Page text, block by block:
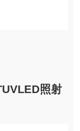
照射